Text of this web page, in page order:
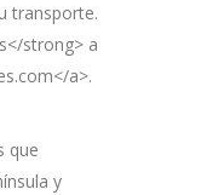
transporte.
strong> a
a>.
que
y